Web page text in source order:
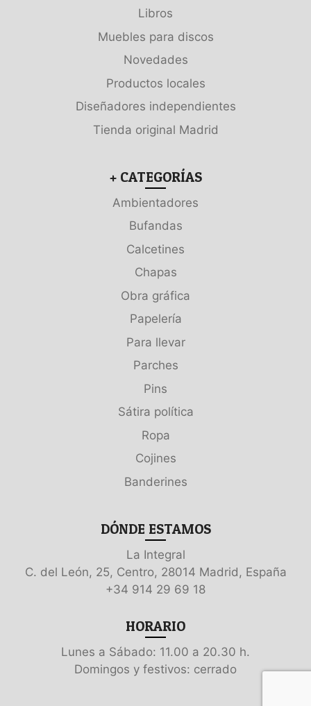
Libros
Muebles para discos
Novedades
Productos locales
Diseñadores independientes
Tienda original Madrid
+ CATEGORÍAS
Ambientadores
Bufandas
Calcetines
Chapas
Obra gráfica
Papelería
Para llevar
Parches
Pins
Sátira política
Ropa
Cojines
Banderines
DÓNDE ESTAMOS
La Integral
C. del León, 25, Centro, 28014 Madrid, España
+34 914 29 69 18
HORARIO
Lunes a Sábado: 11.00 a 20.30 h.
Domingos y festivos: cerrado